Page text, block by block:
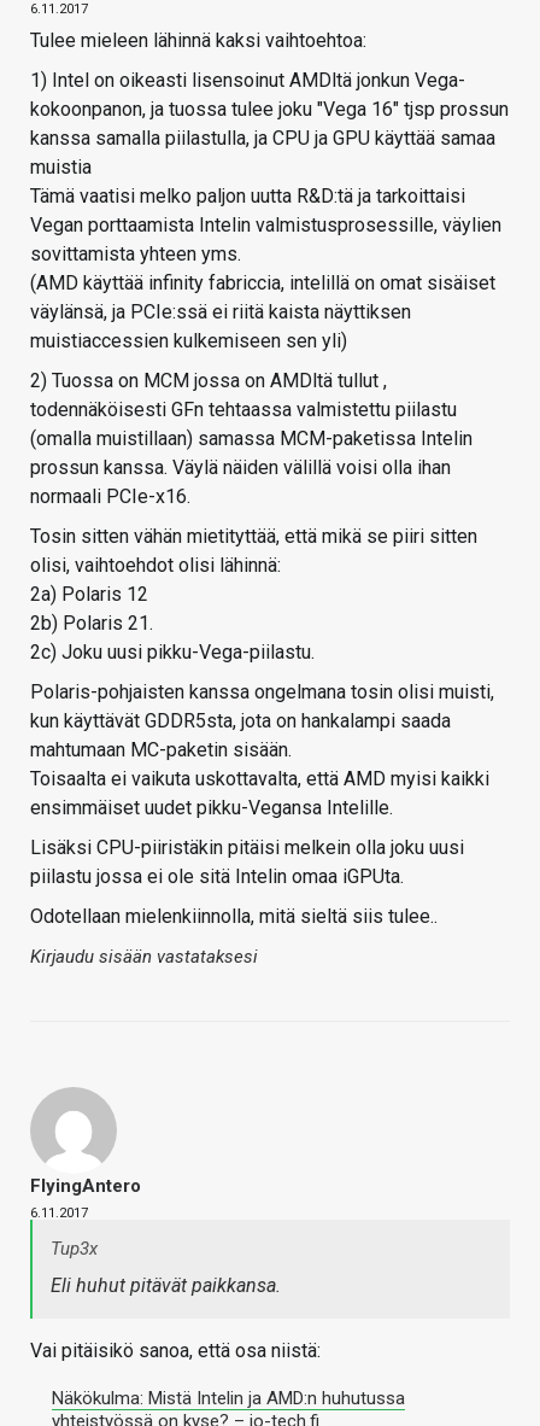
6.11.2017
Tulee mieleen lähinnä kaksi vaihtoehtoa:
1) Intel on oikeasti lisensoinut AMDltä jonkun Vega-
kokoonpanon, ja tuossa tulee joku "Vega 16" tjsp prossun
kanssa samalla piilastulla, ja CPU ja GPU käyttää samaa
muistia
Tämä vaatisi melko paljon uutta R&D:tä ja tarkoittaisi
Vegan porttaamista Intelin valmistusprosessille, väylien
sovittamista yhteen yms.
(AMD käyttää infinity fabriccia, intelillä on omat sisäiset
väylänsä, ja PCIe:ssä ei riitä kaista näyttiksen
muistiaccessien kulkemiseen sen yli)
2) Tuossa on MCM jossa on AMDltä tullut ,
todennäköisesti GFn tehtaassa valmistettu piilastu
(omalla muistillaan) samassa MCM-paketissa Intelin
prossun kanssa. Väylä näiden välillä voisi olla ihan
normaali PCIe-x16.
Tosin sitten vähän mietityttää, että mikä se piiri sitten
olisi, vaihtoehdot olisi lähinnä:
2a) Polaris 12
2b) Polaris 21.
2c) Joku uusi pikku-Vega-piilastu.
Polaris-pohjaisten kanssa ongelmana tosin olisi muisti,
kun käyttävät GDDR5sta, jota on hankalampi saada
mahtumaan MC-paketin sisään.
Toisaalta ei vaikuta uskottavalta, että AMD myisi kaikki
ensimmäiset uudet pikku-Vegansa Intelille.
Lisäksi CPU-piiristäkin pitäisi melkein olla joku uusi
piilastu jossa ei ole sitä Intelin omaa iGPUta.
Odotellaan mielenkiinnolla, mitä sieltä siis tulee..
Kirjaudu sisään vastataksesi
FlyingAntero
6.11.2017
Tup3x
Eli huhut pitävät paikkansa.
Vai pitäisikö sanoa, että osa niistä:
Näkökulma: Mistä Intelin ja AMD:n huhutussa
yhteistyössä on kyse? – io-tech.fi